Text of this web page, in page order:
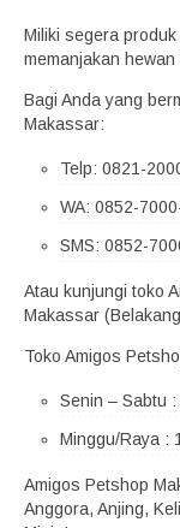
Miliki segera
memanjakan
Bagi Anda yang
Makassar:
Telp: 0821-
WA: 0852-
SMS: 0852-
Atau kunjungi toko
Makassar
Toko Amigos
Senin – Sabtu
Minggu/Raya :
Amigos Petshop
Anggora, Anjing,